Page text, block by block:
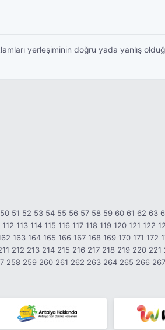
yerleşiminin doğru yada yanlış
50 51 52 53 54 55 56 57 58 59 60 61 62 63
112 113 114 115 116 117 118 119 120 121 122
163 164 165 166 167 168 169 170 171 172
212 213 214 215 216 217 218 219 220 221
258 259 260 261 262 263 264 265 266 267